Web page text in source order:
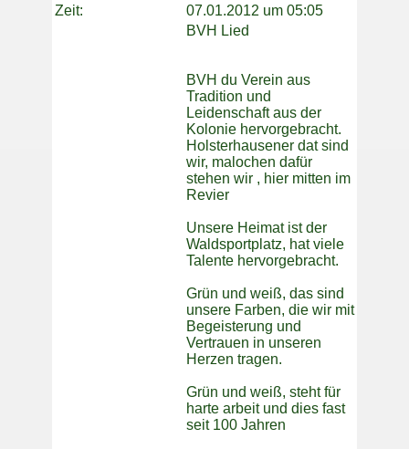
Zeit:
07.01.2012 um 05:05
BVH Lied
BVH du Verein aus
Tradition und
Leidenschaft aus der
Kolonie hervorgebracht.
Holsterhausener dat sind
wir, malochen dafür
stehen wir , hier mitten im
Revier
Unsere Heimat ist der
Waldsportplatz, hat viele
Talente hervorgebracht.
Grün und weiß, das sind
unsere Farben, die wir mit
Begeisterung und
Vertrauen in unseren
Herzen tragen.
Grün und weiß, steht für
harte arbeit und dies fast
seit 100 Jahren